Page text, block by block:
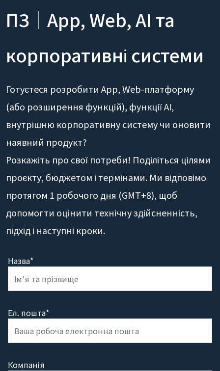
ПЗ｜App, Web, AI та
корпоративні системи
Готуєтеся розробити App, Web-платформу
(або розширення функцій), функції AI,
внутрішню корпоративну систему чи оновити
наявний продукт?
Розкажіть про свої потреби! Поділіться цілями
проєкту, бюджетом і термінами. Ми відповімо
протягом 1 робочого дня (GMT+8), щоб
допомогти оцінити технічну здійсненність,
підхід і наступні кроки.
Назва*
Ел. пошта*
Компанія